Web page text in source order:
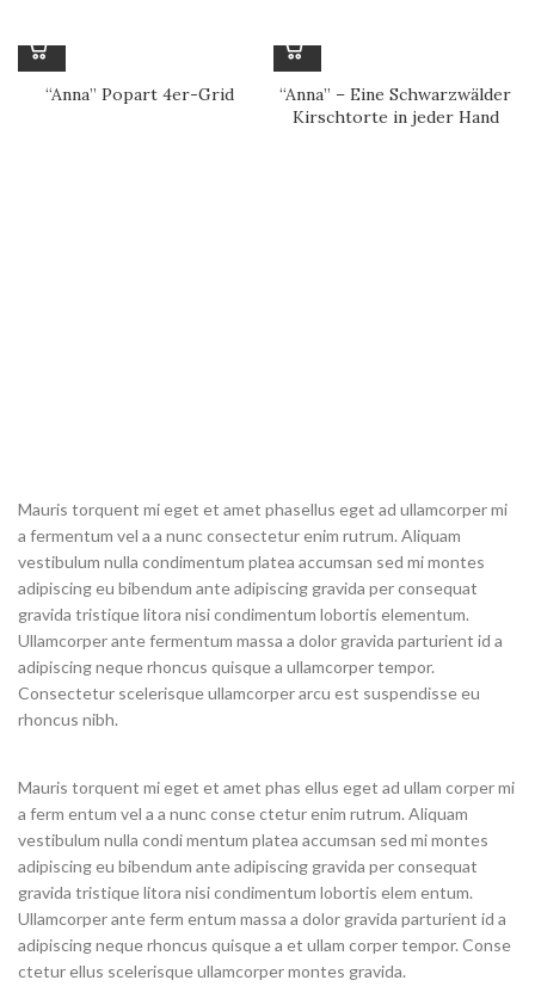
“Anna” Popart 4er-Grid
“Anna” – Eine Schwarzwälder
Kirschtorte in jeder Hand
Mauris torquent mi eget et amet phasellus eget ad ullamcorper mi
a fermentum vel a a nunc consectetur enim rutrum. Aliquam
vestibulum nulla condimentum platea accumsan sed mi montes
adipiscing eu bibendum ante adipiscing gravida per consequat
gravida tristique litora nisi condimentum lobortis elementum.
Ullamcorper ante fermentum massa a dolor gravida parturient id a
adipiscing neque rhoncus quisque a ullamcorper tempor.
Consectetur scelerisque ullamcorper arcu est suspendisse eu
rhoncus nibh.
Mauris torquent mi eget et amet phas ellus eget ad ullam corper mi
a ferm entum vel a a nunc conse ctetur enim rutrum. Aliquam
vestibulum nulla condi mentum platea accumsan sed mi montes
adipiscing eu bibendum ante adipiscing gravida per consequat
gravida tristique litora nisi condimentum lobortis elem entum.
Ullamcorper ante ferm entum massa a dolor gravida parturient id a
adipiscing neque rhoncus quisque a et ullam corper tempor. Conse
ctetur ellus scelerisque ullamcorper montes gravida.